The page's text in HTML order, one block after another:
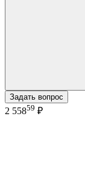
Задать вопрос
2 55859 ₽